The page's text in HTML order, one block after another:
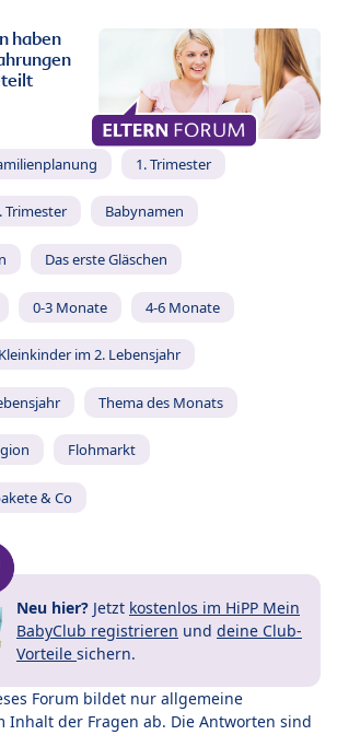
haben
1. Trimester
Trimester Babynamen
Das erste Gläschen
0-3 Monate 4-6 Monate
Kleinkinder im 2. Lebensjahr
Thema des Monats
Flohmarkt
& Co
Neu hier? Jetzt kostenlos im HiPP Mein
BabyClub registrieren und deine Club-
Vorteile sichern.
Forum bildet nur allgemeine
Inhalt der Fragen ab. Die Antworten sind